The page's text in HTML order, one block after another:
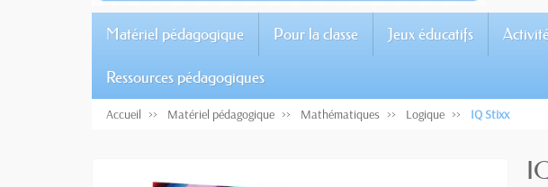
Matériel pédagogique Pour la classe Jeux éducatifs
Ressources pédagogiques
Accueil Matériel pédagogique Mathématiques Logique IQ Stixx